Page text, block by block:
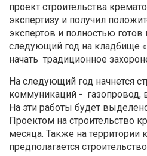
проект строительства
экспертизу и получил
экспертов и полностью готов
следующий год на кладбище
начать традиционное
На следующий год начнется
коммуникаций - газопровод,
На эти работы будет
Проектом на строительство
месяца. Также на территории
предполагается